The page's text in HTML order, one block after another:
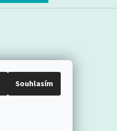
Souhlasím